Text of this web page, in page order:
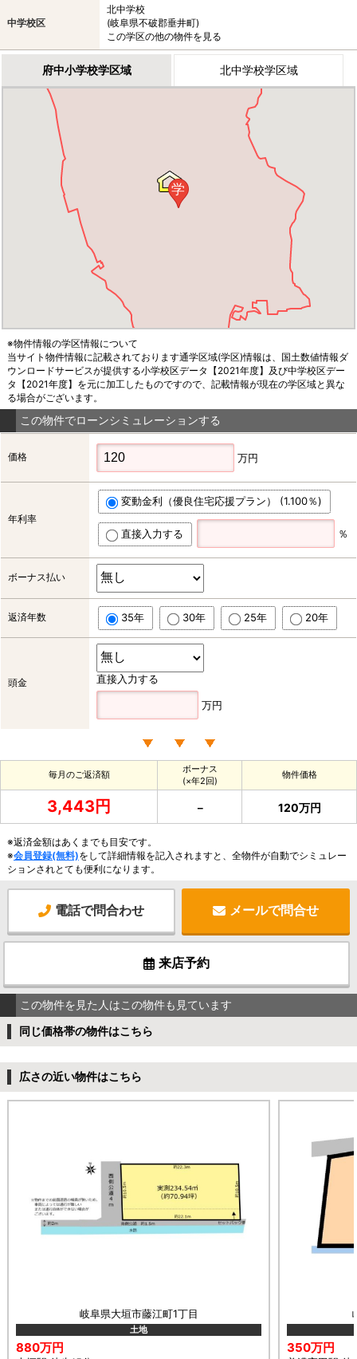
中学校区
北中学校
(岐阜県不破郡垂井町)
この学区の他の物件を見る
府中小学校学区域 北中学校学区域
学
※物件情報の学区情報について
当サイト物件情報に記載されております通学区域(学区)情報は、国土数値情報ダ
ウンロードサービスが提供する小学校区データ【2021年度】及び中学校区デー
タ【2021年度】を元に加工したものですので、記載情報が現在の学区域と異な
る場合がございます。
この物件でローンシミュレーションする
価格 万円
年利率
変動金利（優良住宅応援プラン） (1.100％)
直接入力する ％
ボーナス払い
返済年数 35年 30年 25年 20年
頭金 直接入力する
万円
毎月のご返済額
ボーナス
(×年2回)
物件価格
3,443円 － 120万円
※返済金額はあくまでも目安です。
※会員登録(無料)をして詳細情報を記入されますと、全物件が自動でシミュレー
ションされとても便利になります。
電話で問合わせ メールで問合せ
来店予約
この物件を見た人はこの物件も見ています
同じ価格帯の物件はこちら
広さの近い物件はこちら
岐阜県大垣市藤江町1丁目
土地
880万円 350万円